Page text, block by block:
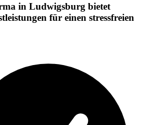
in Ludwigsburg bietet
für einen stressfreien